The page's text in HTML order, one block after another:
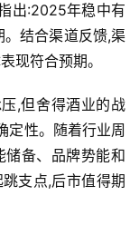
出:2025年稳中有
。结合渠道反馈,渠
现符合预期。
,但舍得酒业的战
定性。随着行业周
备、品牌势能和
支点,后市值得期